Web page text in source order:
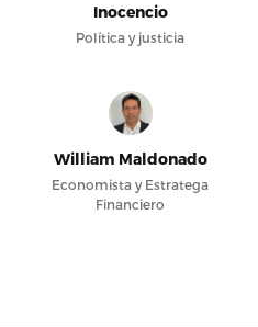
Inocencio
Política y justicia
William Maldonado
Economista y Estratega
Financiero